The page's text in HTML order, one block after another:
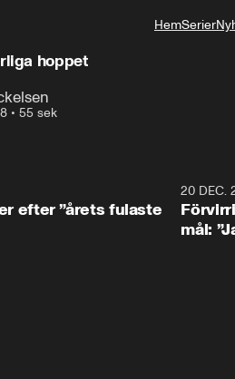
HemSerier
hoppet
• 55 sek
0:49
efter ”årets fulaste
20 DEC.
mål: